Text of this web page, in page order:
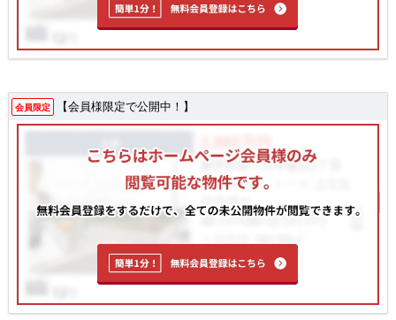
会員限定 【会員様限定で公開中！】